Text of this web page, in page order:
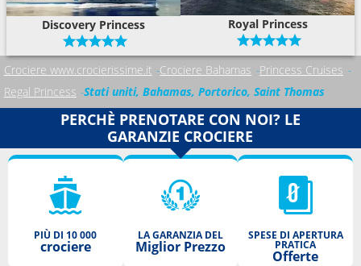
Discovery Princess Royal Princess
Crociere www.crocierissime.it Crociere Bahamas Princess Cruises
Regal Princess Stati uniti, Bahamas, Portorico, Saint Thomas
PERCHÈ PRENOTARE CON NOI? LE
GARANZIE CROCIERE
PIÙ DI 10 000
crociere
LA GARANZIA DEL
Miglior Prezzo
SPESE DI APERTURA
PRATICA
Offerte